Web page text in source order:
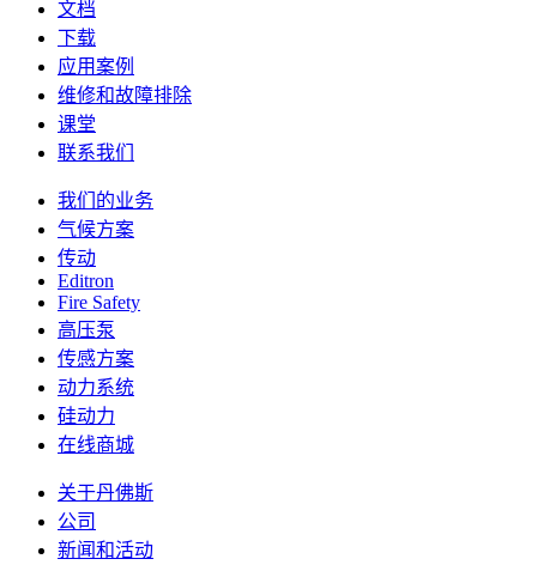
文档
下载
应用案例
维修和故障排除
课堂
联系我们
我们的业务
气候方案
传动
Editron
Fire Safety
高压泵
传感方案
动力系统
硅动力
在线商城
关于丹佛斯
公司
新闻和活动